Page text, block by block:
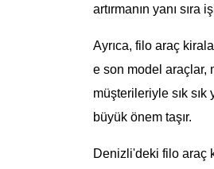
artırmanın yanı sıra
Ayrıca, filo araç
e son model araçlar,
müşterileriyle sık
büyük önem taşır.
Denizli'deki filo araç